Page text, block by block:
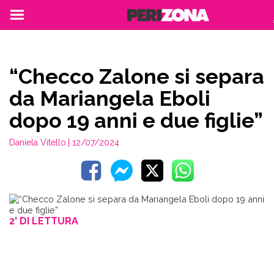
“Checco Zalone si separa
da Mariangela Eboli
dopo 19 anni e due figlie”
Daniela Vitello | 12/07/2024
2' DI LETTURA